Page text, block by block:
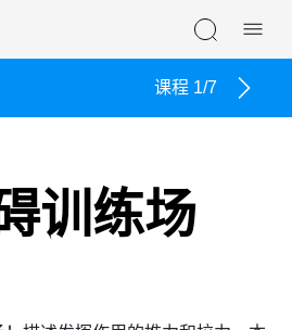
课程 1/7
训练场